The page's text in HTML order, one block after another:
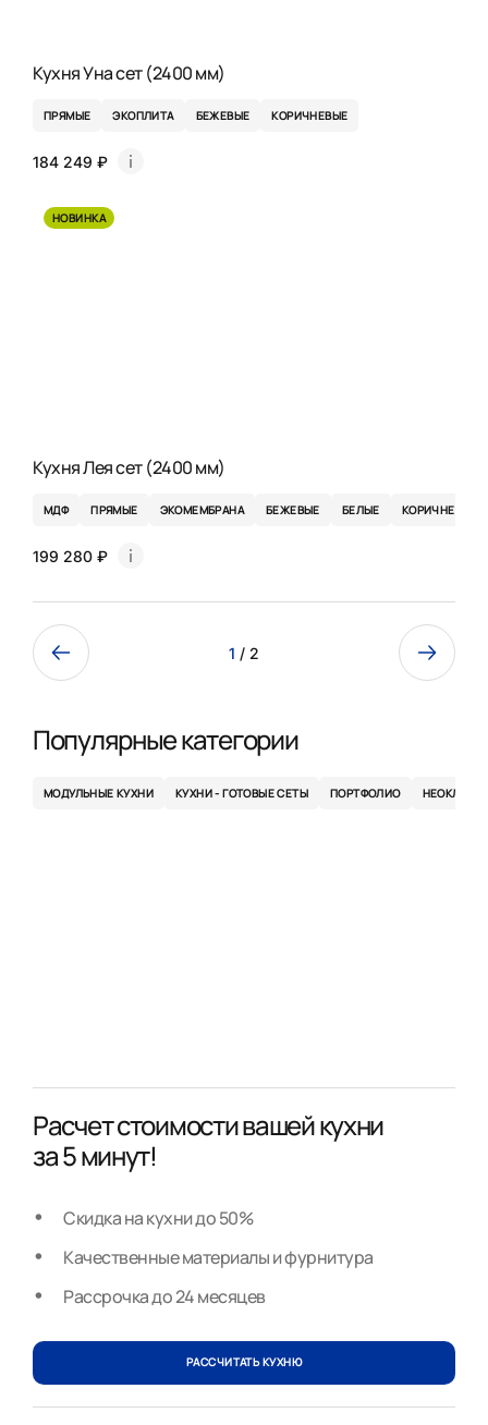
Кухня Уна сет (2400 мм)
ПРЯМЫЕ ЭКОПЛИТА БЕЖЕВЫЕ КОРИЧНЕВЫЕ
184 249 ₽
НОВИНКА
Кухня Лея сет (2400 мм)
МДФ ПРЯМЫЕ ЭКОМЕМБРАНА БЕЖЕВЫЕ БЕЛЫЕ КОРИЧНЕВЫЕ
199 280 ₽
1 / 2
Популярные категории
МОДУЛЬНЫЕ КУХНИ КУХНИ - ГОТОВЫЕ СЕТЫ ПОРТФОЛИО
Расчет стоимости вашей кухни
за 5 минут!
Скидка на кухни до 50%
Качественные материалы и фурнитура
Рассрочка до 24 месяцев
РАССЧИТАТЬ КУХНЮ